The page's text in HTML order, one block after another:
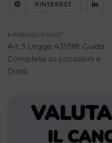
PINTEREST
Navigazione
articoli
Art 3 Legge 431/98: Guida
Completa su Locazioni e
Diritti